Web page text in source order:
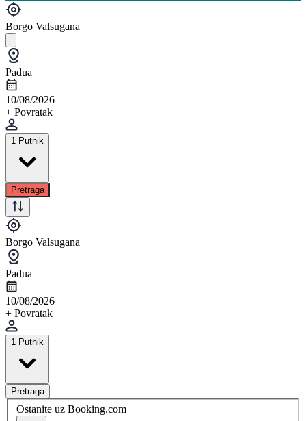
Borgo Valsugana
Padua
10/08/2026
+ Povratak
1 Putnik
Pretraga
Borgo Valsugana
Padua
10/08/2026
+ Povratak
1 Putnik
Pretraga
Ostanite uz Booking.com